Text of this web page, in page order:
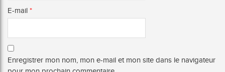
E-mail *
Enregistrer mon nom, mon e-mail et mon site dans le navigateur